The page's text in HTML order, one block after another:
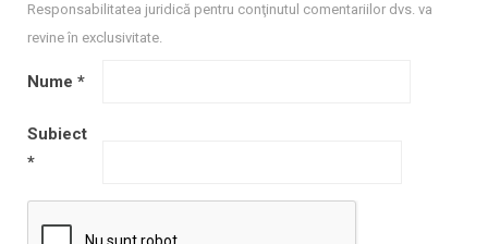
Responsabilitatea juridică pentru conţinutul comentariilor dvs. va
revine în exclusivitate.
Nume *
Subiect
*